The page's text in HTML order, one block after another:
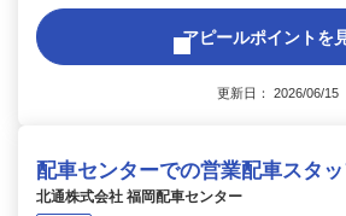
アピールポイントを
更新日： 2026/06/
配車センターでの営業配車スタ
北通株式会社 福岡配車センター